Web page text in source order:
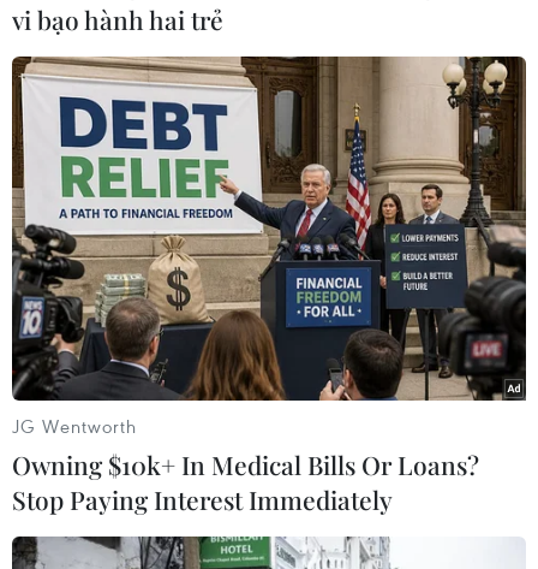
#DEHP #V-Fresh Twister
#Nước cam ép
#Wonderfam
Theo dõi VietnamPlus
vi bạo hành hai trẻ
JG Wentworth
Owning $10k+ In Medical Bills Or Loans?
Stop Paying Interest Immediately